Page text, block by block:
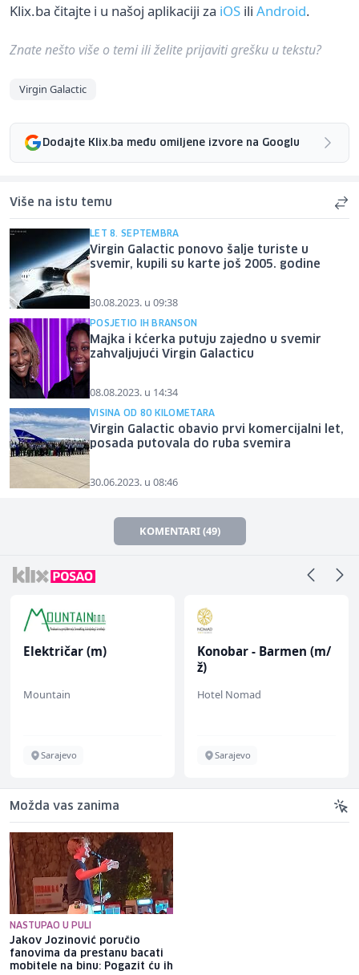
Klix.ba čitajte i u našoj aplikaciji za iOS ili Android.
Znate nešto više o temi ili želite prijaviti grešku u tekstu?
Virgin Galactic
Dodajte Klix.ba među omiljene izvore na Googlu
Više na istu temu
LET 8. SEPTEMBRA
Virgin Galactic ponovo šalje turiste u
svemir, kupili su karte još 2005. godine
30.08.2023. u 09:38
POSJETIO IH BRANSON
Majka i kćerka putuju zajedno u svemir
zahvaljujući Virgin Galacticu
08.08.2023. u 14:34
VISINA OD 80 KILOMETARA
Virgin Galactic obavio prvi komercijalni let,
posada putovala do ruba svemira
30.06.2023. u 08:46
KOMENTARI (49)
Električar (m)
Mountain
Sarajevo
Konobar - Barmen (m/
ž)
Hotel Nomad
Sarajevo
Možda vas zanima
NASTUPAO U PULI
Jakov Jozinović poručio
fanovima da prestanu bacati
mobitele na binu: Pogazit ću ih